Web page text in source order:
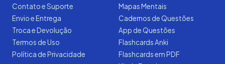
Contato e Suporte
Envio e Entrega
Troca e Devolução
Termos de Uso
Política de Privacidade
Mapas Mentais
Cadernos de Questões
App de Questões
Flashcards Anki
Flashcards em PDF